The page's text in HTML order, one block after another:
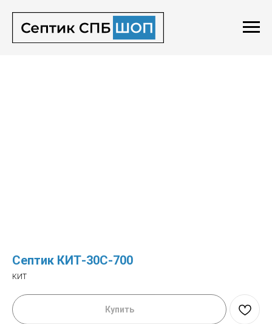
Септик КИТ-30С-700
КИТ
Купить